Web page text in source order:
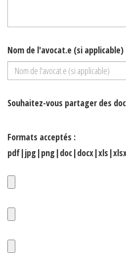
Nom de l'avocat.e (si applicable)
Souhaitez-vous partager des
Formats acceptés :